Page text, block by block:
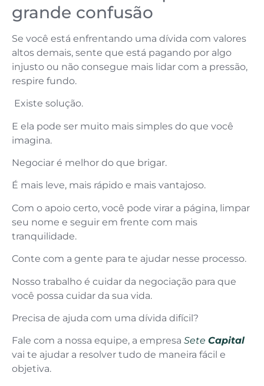
grande confusão
Se você está enfrentando uma dívida com valores
altos demais, sente que está pagando por algo
injusto ou não consegue mais lidar com a pressão,
respire fundo.
Existe solução.
E ela pode ser muito mais simples do que você
imagina.
Negociar é melhor do que brigar.
É mais leve, mais rápido e mais vantajoso.
Com o apoio certo, você pode virar a página, limpar
seu nome e seguir em frente com mais
tranquilidade.
Conte com a gente para te ajudar nesse processo.
Nosso trabalho é cuidar da negociação para que
você possa cuidar da sua vida.
Precisa de ajuda com uma dívida difícil?
Fale com a nossa equipe, a empresa Sete Capital
vai te ajudar a resolver tudo de maneira fácil e
objetiva.